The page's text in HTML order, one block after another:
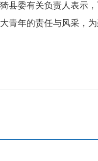
县委有关负责人表示
青年的责任与风采，